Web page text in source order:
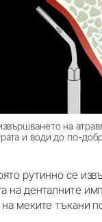
на
и води до по-
рутинно се
на денталните
меките тъкани